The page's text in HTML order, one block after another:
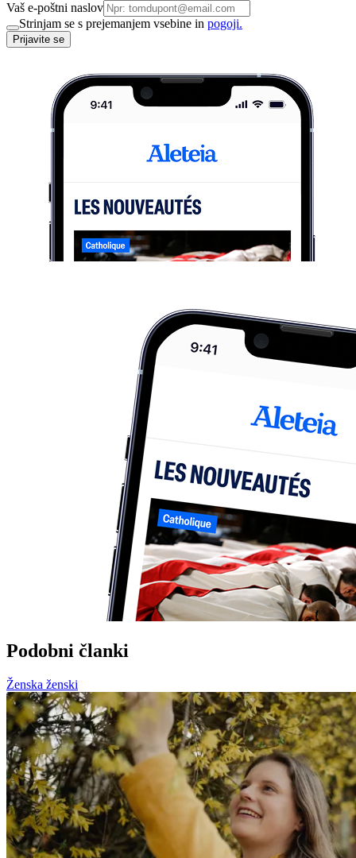
Vaš e-poštni naslov
Strinjam se s prejemanjem vsebine in pogoji.
Prijavite se
Podobni članki
Ženska ženski